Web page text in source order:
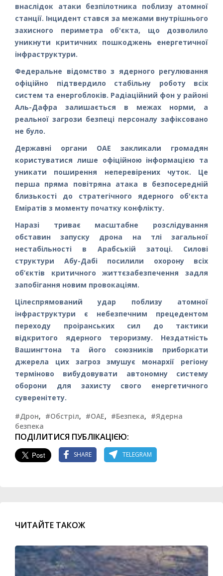
внаслідок атаки безпілотника поблизу атомної
станції. Інцидент стався за межами внутрішнього
захисного периметра об'єкта, що дозволило
уникнути критичних пошкоджень енергетичної
інфраструктури.
Федеральне відомство з ядерного регулювання
офіційно підтвердило стабільну роботу всіх
систем та енергоблоків. Радіаційний фон у районі
Аль-Дафра залишається в межах норми, а
реальної загрози безпеці персоналу зафіксовано
не було.
Державні органи ОАЕ закликали громадян
користуватися лише офіційною інформацією та
уникати поширення неперевірених чуток. Це
перша пряма повітряна атака в безпосередній
близькості до стратегічного ядерного об'єкта
Еміратів з моменту початку конфлікту.
Наразі триває масштабне розслідування
обставин запуску дрона на тлі загальної
нестабільності в Арабській затоці. Силові
структури Абу-Дабі посилили охорону всіх
об’єктів критичного життєзабезпечення задля
запобігання новим провокаціям.
Цілеспрямований удар поблизу атомної
інфраструктури є небезпечним прецедентом
переходу проіранських сил до тактики
відкритого ядерного тероризму. Нездатність
Вашингтона та його союзників приборкати
джерела цих загроз змушує монархії регіону
терміново вибудовувати автономну систему
оборони для захисту свого енергетичного
суверенітету.
#Дрон, #Обстріл, #ОАЕ, #Безпека, #Ядерна
безпека
ПОДІЛИТИСЯ ПУБЛІКАЦІЄЮ:
SHARE TELEGRAM
ЧИТАЙТЕ ТАКОЖ